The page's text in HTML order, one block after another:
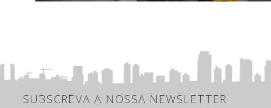
SUBSCREVA A NOSSA NEWSLETTER